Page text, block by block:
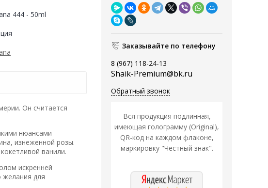
Заказывайте по телефону
8 (967) 118-24-13
Shaik-Premium@bk.ru
Обратный звонок
Вся продукция подлинная,
имеющая голограмму (Original),
QR-код на каждом флаконе,
маркировку "Честный знак".
444 - 50ml
Он считается
нюансами
изнеженной розы.
ванили.
искренней
желания для